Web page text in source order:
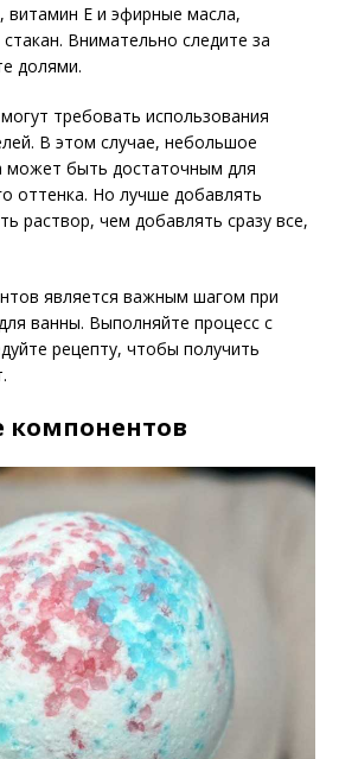
витамин Е и эфирные масла,
Внимательно следите за
долями.
требовать использования
В этом случае, небольшое
может быть достаточным для
оттенка. Но лучше добавлять
раствор, чем добавлять сразу все,
является важным шагом при
ванны. Выполняйте процесс с
рецепту, чтобы получить